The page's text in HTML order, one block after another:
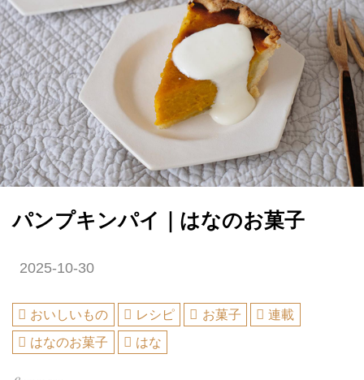
パンプキンパイ｜はなのお菓子
2025-10-30
おいしいもの レシピ お菓子
連載
はなのお菓子
はな